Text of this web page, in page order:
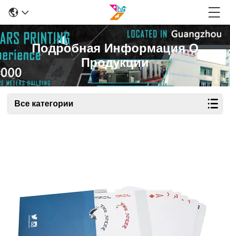
Подробная Информация О
Продукции
Все категории